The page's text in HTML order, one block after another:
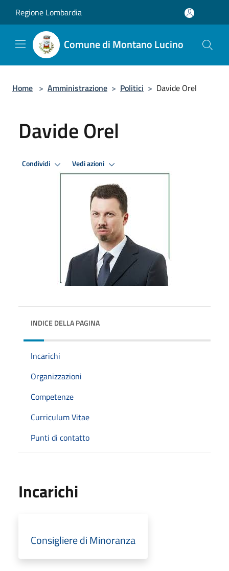
Regione Lombardia
Comune di Montano Lucino
Home > Amministrazione > Politici > Davide Orel
Davide Orel
Condividi Vedi azioni
INDICE DELLA PAGINA
Incarichi
Organizzazioni
Competenze
Curriculum Vitae
Punti di contatto
Incarichi
Consigliere di Minoranza